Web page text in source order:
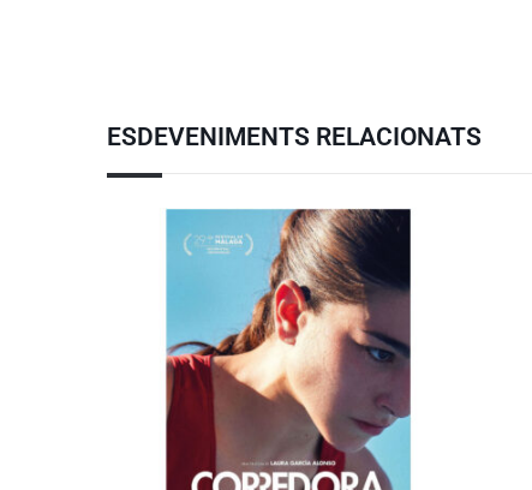
ESDEVENIMENTS RELACIONATS